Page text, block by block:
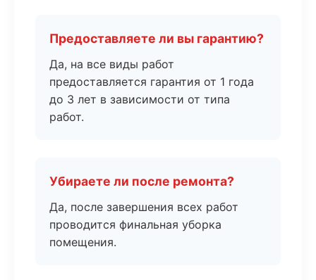
Предоставляете ли вы гарантию?
Да, на все виды работ
предоставляется гарантия от 1 года
до 3 лет в зависимости от типа
работ.
Убираете ли после ремонта?
Да, после завершения всех работ
проводится финальная уборка
помещения.